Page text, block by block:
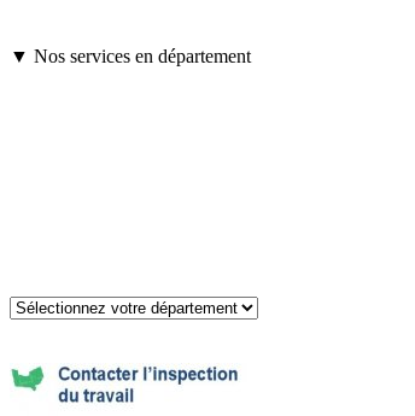
▼ Nos services en département